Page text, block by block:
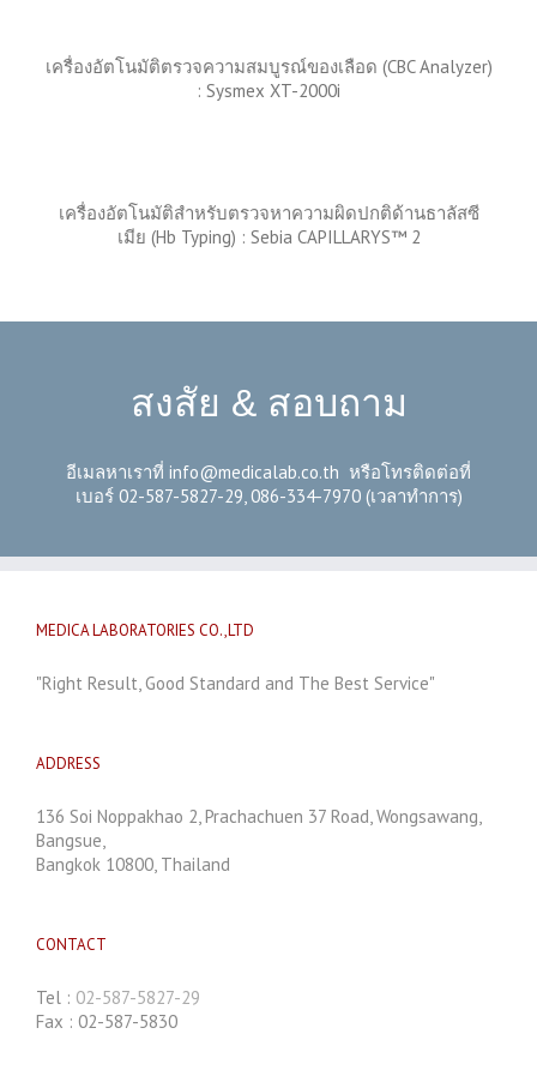
เครื่องอัตโนมัติตรวจความสมบูรณ์ของเลือด (CBC Analyzer)
: Sysmex XT-2000i
เครื่องอัตโนมัติสำหรับตรวจหาความผิดปกติด้านธาลัสซี
เมีย (Hb Typing) : Sebia CAPILLARYS™ 2
สงสัย & สอบถาม
อีเมลหาเราที่ info@medicalab.co.th หรือโทรติดต่อที่
เบอร์ 02-587-5827-29, 086-334-7970 (เวลาทำการ)
MEDICA LABORATORIES CO.,LTD
"Right Result, Good Standard and The Best Service"
ADDRESS
136 Soi Noppakhao 2, Prachachuen 37 Road, Wongsawang,
Bangsue,
Bangkok 10800, Thailand
CONTACT
Tel : 02-587-5827-29
Fax : 02-587-5830